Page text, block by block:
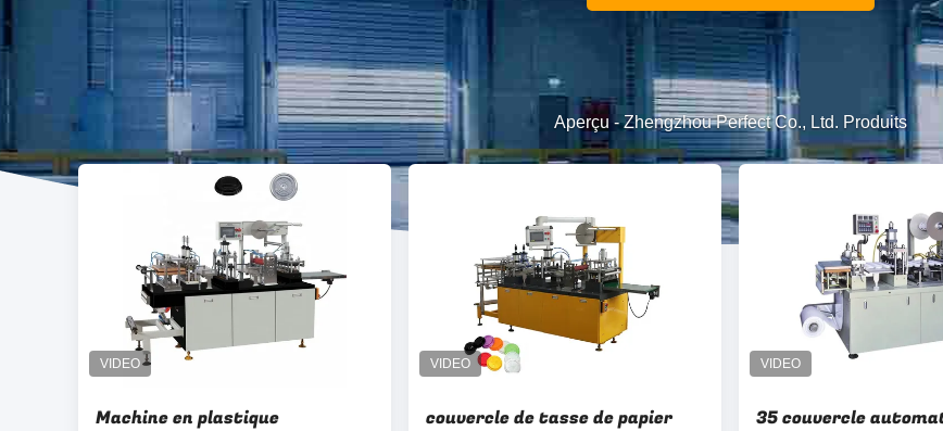
Aperçu -Zhengzhou Perfect Co., Ltd. Produits
Machine en plastique
couvercle de tasse de papier
35 couvercle